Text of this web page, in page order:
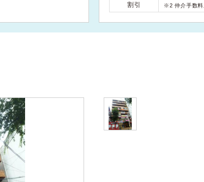
割引
※2 仲介手数料